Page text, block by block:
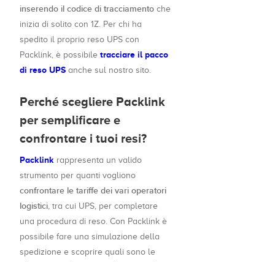
inserendo il codice di tracciamento che
inizia di solito con 1Z. Per chi ha
spedito il proprio reso UPS con
Packlink, è possibile tracciare il pacco
di reso UPS anche sul nostro sito.
Perché scegliere Packlink
per semplificare e
confrontare i tuoi resi?
Packlink rappresenta un valido
strumento per quanti vogliono
confrontare le tariffe dei vari operatori
logistici, tra cui UPS, per completare
una procedura di reso. Con Packlink è
possibile fare una simulazione della
spedizione e scoprire quali sono le